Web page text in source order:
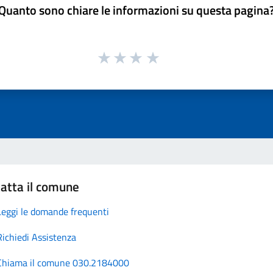
sono chiare le informazioni su questa
il comune
le domande frequenti
Assistenza
il comune 030.2184000